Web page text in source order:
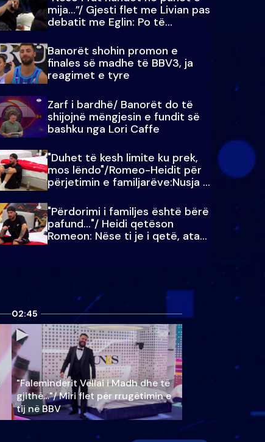
mija…”/ Gjesti flet me Livian pas
debatit me Eglin: Po të
paralajmëroj
Banorët shohin promon e
finales së madhe të BBV3, ja
reagimet e tyre
Zarf i bardhë/ Banorët do të
shijojnë mëngjesin e fundit së
bashku nga Lori Caffe
"Duhet të kesh limite ku prek,
mos lëndo"/Romeo-Heidit për
përjetimin e familjarëve:Nusja e
Julit…
"Përdorimi i familjes është bërë
pafund…"/ Heidi qetëson
Romeon: Nëse ti je i qetë, ata
qetësohen
02:45
"Faleminderit Vëllai i Madh dhe të
gjithë…"/ Miri flet për rrugëtimin e
tij në BBV